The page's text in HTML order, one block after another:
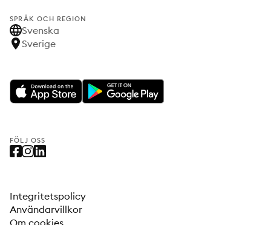
SPRÅK OCH REGION
Svenska
Sverige
FÖLJ OSS
Integritetspolicy
Användarvillkor
Om cookies